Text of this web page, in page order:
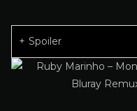
Spoiler